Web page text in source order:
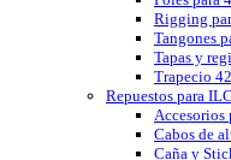
Rigging
Tangones
Tapas y
Trapecio
Repuestos para
Accesorios
Cabos de
Caña y